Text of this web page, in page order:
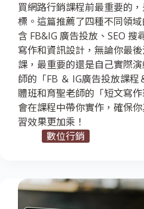
買網路行銷課程前最重要的
標。這篇推薦了四種不同領
含 FB&IG 廣告投放、SEO 搜
寫作和資訊設計，無論你最
課，最重要的還是自己實際
師的「FB ＆ IG廣告投放課程
體班和育聖老師的「短文寫
會在課程中帶你實作，確保
習效果更加乘！
數位行銷